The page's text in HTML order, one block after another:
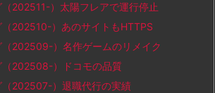
202511-）太陽フレアで運行停止
202510-）あのサイトもHTTPS
202509-）名作ゲームのリメイク
202508-）ドコモの品質
202507-）退職代行の実績